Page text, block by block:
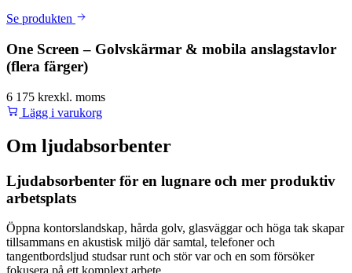
Se produkten
One Screen – Golvskärmar & mobila anslagstavlor
(flera färger)
6 175 krexkl. moms
Lägg i varukorg
Om ljudabsorbenter
Ljudabsorbenter för en lugnare och mer produktiv
arbetsplats
Öppna kontorslandskap, hårda golv, glasväggar och höga tak skapar
tillsammans en akustisk miljö där samtal, telefoner och
tangentbordsljud studsar runt och stör var och en som försöker